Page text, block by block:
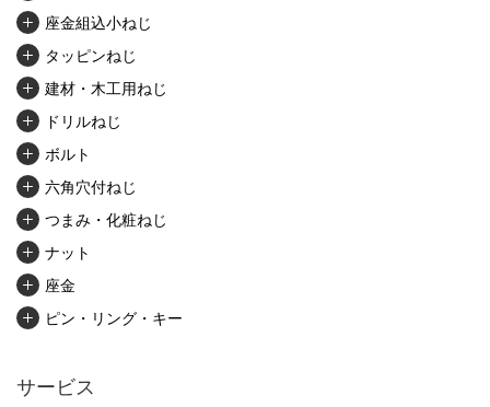
座金組込小ねじ
タッピンねじ
建材・木工用ねじ
ドリルねじ
ボルト
六角穴付ねじ
つまみ・化粧ねじ
ナット
座金
ピン・リング・キー
アンカー・プラグ
サービス